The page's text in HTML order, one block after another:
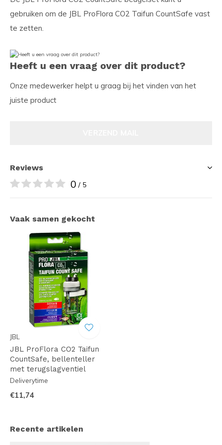
gebruiken om de JBL ProFlora CO2 Taifun CountSafe vast
te zetten.
Heeft u een vraag over dit product?
Onze medewerker helpt u graag bij het vinden van het
juiste product
Reviews
0 / 5
Vaak samen gekocht
JBL
JBL ProFlora CO2 Taifun
CountSafe, bellenteller
met terugslagventiel
Deliverytime
€11,74
Recente artikelen